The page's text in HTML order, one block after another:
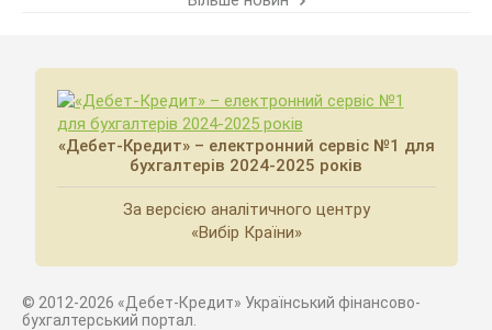
«Дебет-Кредит» – електронний сервіс №1 для
бухгалтерів 2024-2025 років
За версією аналітичного центру
«Вибір Країни»
© 2012-2026 «Дебет-Кредит» Український фінансово-
бухгалтерський портал.